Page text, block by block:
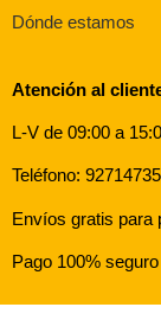
Dónde estamos
Atención al
L-V de 09:00 a
Teléfono:
Envíos gratis para
Pago 100% seguro